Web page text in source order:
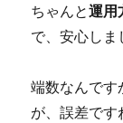
ちゃんと運用
で、安心しま
端数なんです
が、誤差です